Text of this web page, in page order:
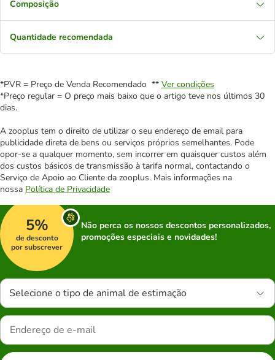
Composição
Quantidade recomendada
*PVR = Preço de Venda Recomendado ** Ver condições
*Preço regular = O preço mais baixo que o artigo teve nos últimos 30
dias.
A zooplus tem o direito de utilizar o seu endereço de email para
publicidade direta de bens ou serviços próprios semelhantes. Pode
opor-se a qualquer momento, sem incorrer em quaisquer custos além
dos custos básicos de transmissão à tarifa normal, contactando o
Serviço de Apoio ao Cliente da zooplus. Mais informações na
nossa Política de Privacidade
5%
de desconto
por subscrever
Não perca os nossos descontos personalizados,
promoções especiais e novidades!
Selecione o tipo de animal de estimação